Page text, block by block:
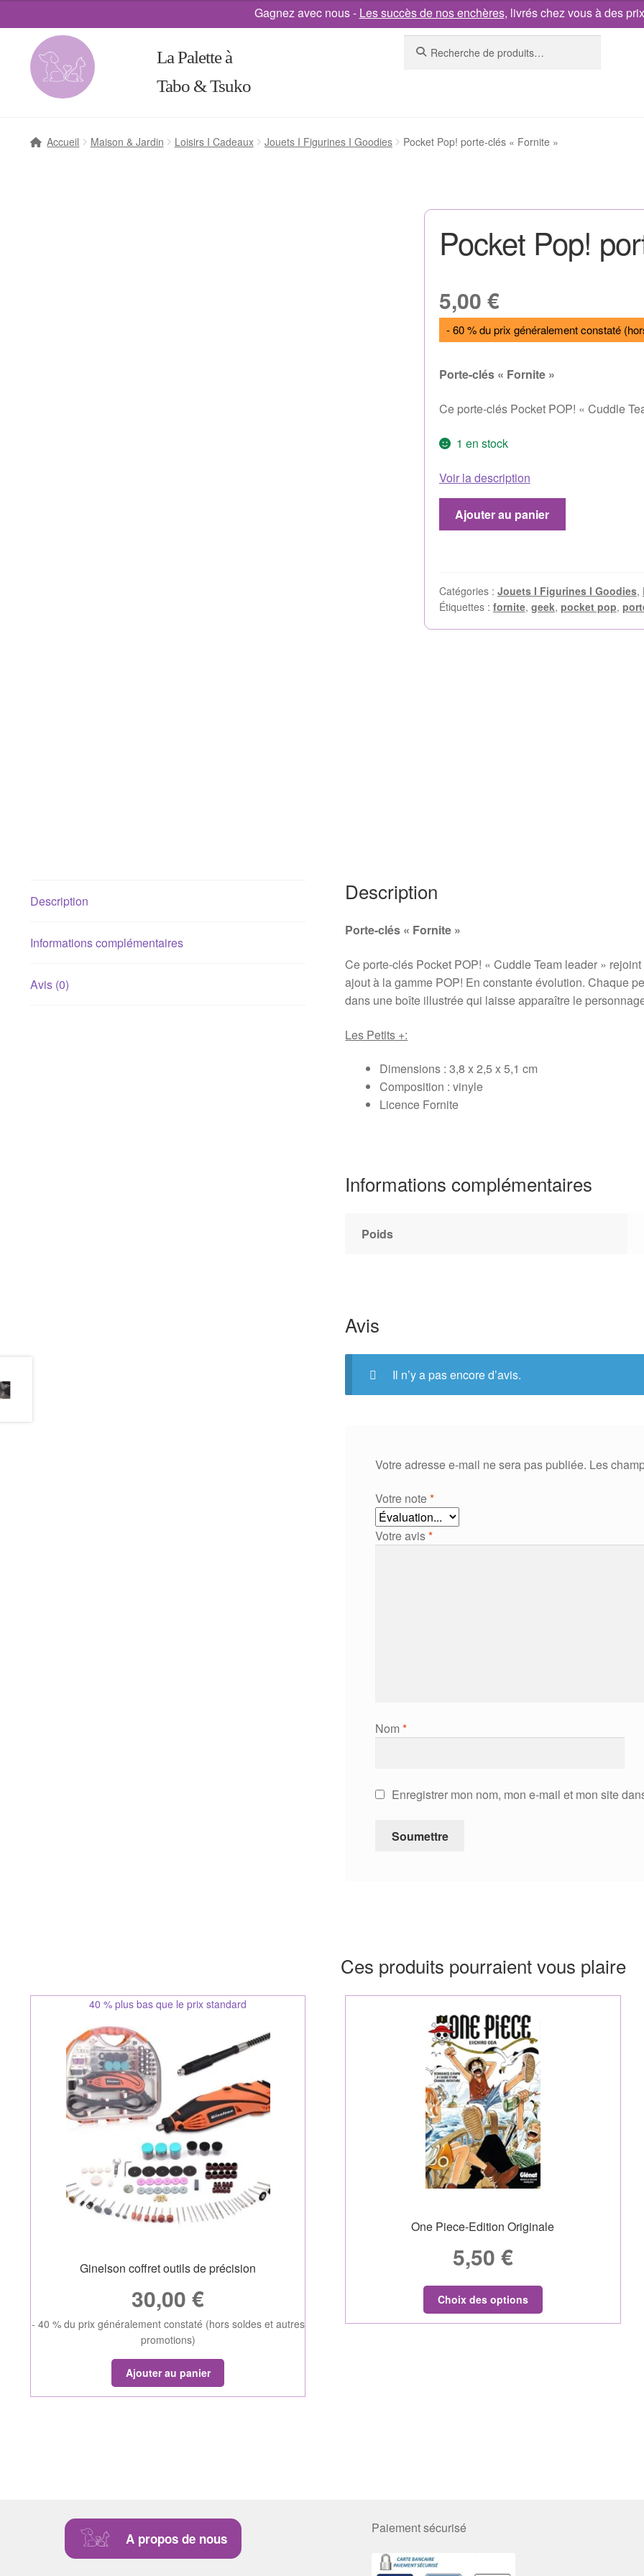
Gagnez avec nous - Les succès de nos enchères, livrés chez vous à des
La Palette à
Tabo & Tsuko
Accueil Maison & Jardin Loisirs I Cadeaux Jouets I Figurines I Goodies Pocket Pop! porte-clés « Fornite »
Pocket Pop!
5,00 €
- 60 % du prix généralement constaté
Porte-clés « Fornite »
Ce porte-clés Pocket POP! « Cuddle
1 en stock
Voir la description
Ajouter au panier
Catégories : Jouets I Figurines I Goodies,
Étiquettes : fornite, geek, pocket pop,
Description
Informations complémentaires
Avis (0)
Description
Porte-clés « Fornite »
Ce porte-clés Pocket POP! « Cuddle Team leader »
ajout à la gamme POP! En constante évolution. Chaque
dans une boîte illustrée qui laisse apparaître le
Les Petits +:
Dimensions : 3,8 x 2,5 x 5,1 cm
Composition : vinyle
Licence Fornite
Informations complémentaires
Poids
Avis
Il n’y a pas encore d’avis.
Votre adresse e-mail ne sera pas publiée. Les
Votre note*
Votre avis*
Nom*
Enregistrer mon nom, mon e-mail et mon site
Ces produits pourraient vous plaire
40 % plus bas que le prix standard
Ginelson coffret outils de précision
30,00€
- 40 % du prix généralement constaté (hors soldes et autres
promotions)
Ajouter au panier
One Piece-Edition Originale
5,50 €
Choix des options
A propos de nous
Paiement sécurisé